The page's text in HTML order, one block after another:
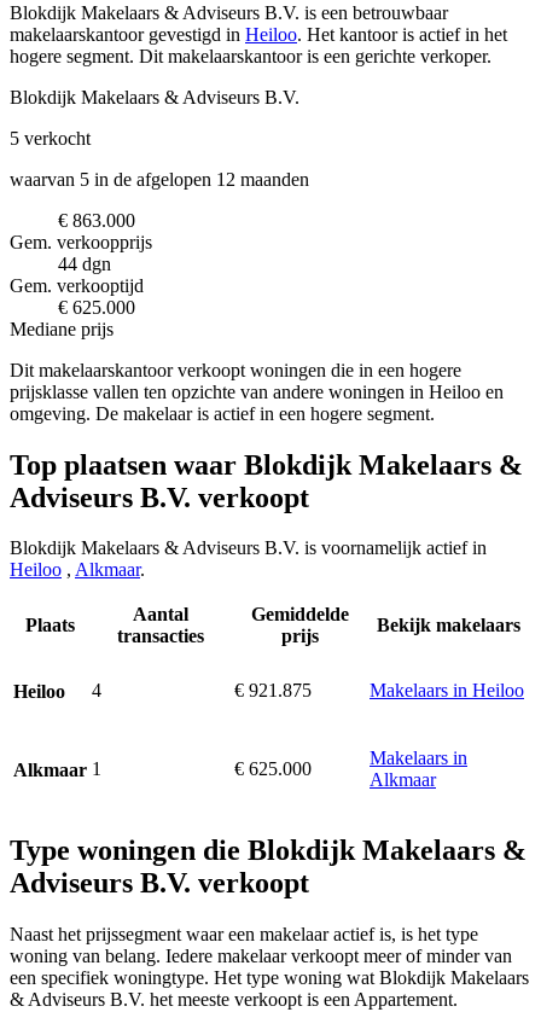
Blokdijk Makelaars & Adviseurs B.V. is een betrouwbaar
makelaarskantoor gevestigd in Heiloo. Het kantoor is actief in het
hogere segment. Dit makelaarskantoor is een gerichte verkoper.
Blokdijk Makelaars & Adviseurs B.V.
5 verkocht
waarvan 5 in de afgelopen 12 maanden
€ 863.000
Gem. verkoopprijs
44 dgn
Gem. verkooptijd
€ 625.000
Mediane prijs
Dit makelaarskantoor verkoopt woningen die in een hogere
prijsklasse vallen ten opzichte van andere woningen in Heiloo en
omgeving. De makelaar is actief in een hogere segment.
Top plaatsen waar Blokdijk Makelaars &
Adviseurs B.V. verkoopt
Blokdijk Makelaars & Adviseurs B.V. is voornamelijk actief in
Heiloo , Alkmaar.
Plaats
Aantal
transacties
Gemiddelde
prijs
Bekijk makelaars
Heiloo 4 € 921.875 Makelaars in Heiloo
Alkmaar 1 € 625.000
Makelaars in
Alkmaar
Type woningen die Blokdijk Makelaars &
Adviseurs B.V. verkoopt
Naast het prijssegment waar een makelaar actief is, is het type
woning van belang. Iedere makelaar verkoopt meer of minder van
een specifiek woningtype. Het type woning wat Blokdijk Makelaars
& Adviseurs B.V. het meeste verkoopt is een Appartement.